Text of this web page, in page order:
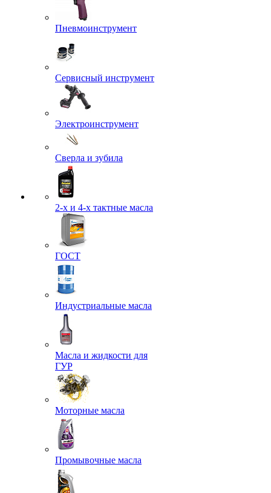
Пневмоинструмент
Сервисный инструмент
Электроинструмент
Сверла и зубила
2-х и 4-х тактные масла
ГОСТ
Индустриальные масла
Масла и жидкости для
ГУР
Моторные масла
Промывочные масла